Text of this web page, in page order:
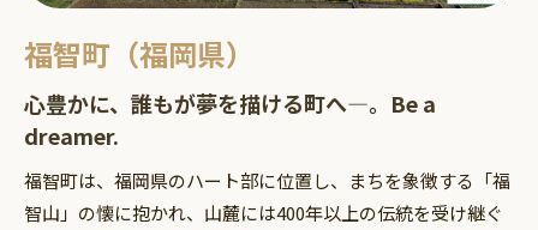
福智町（福岡県）
心豊かに、誰もが夢を描ける町へ―。Be a
dreamer.
福智町は、福岡県のハート部に位置し、まちを象徴する「福
智山」の懐に抱かれ、山麓には400年以上の伝統を受け継ぐ